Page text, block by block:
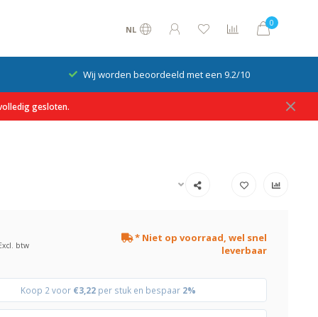
NL
0
Wij worden beoordeeld met een 9.2/10
gesloten.
btw
* Niet op voorraad, wel snel
leverbaar
Koop 2 voor €3,22per stuk en bespaar 2%